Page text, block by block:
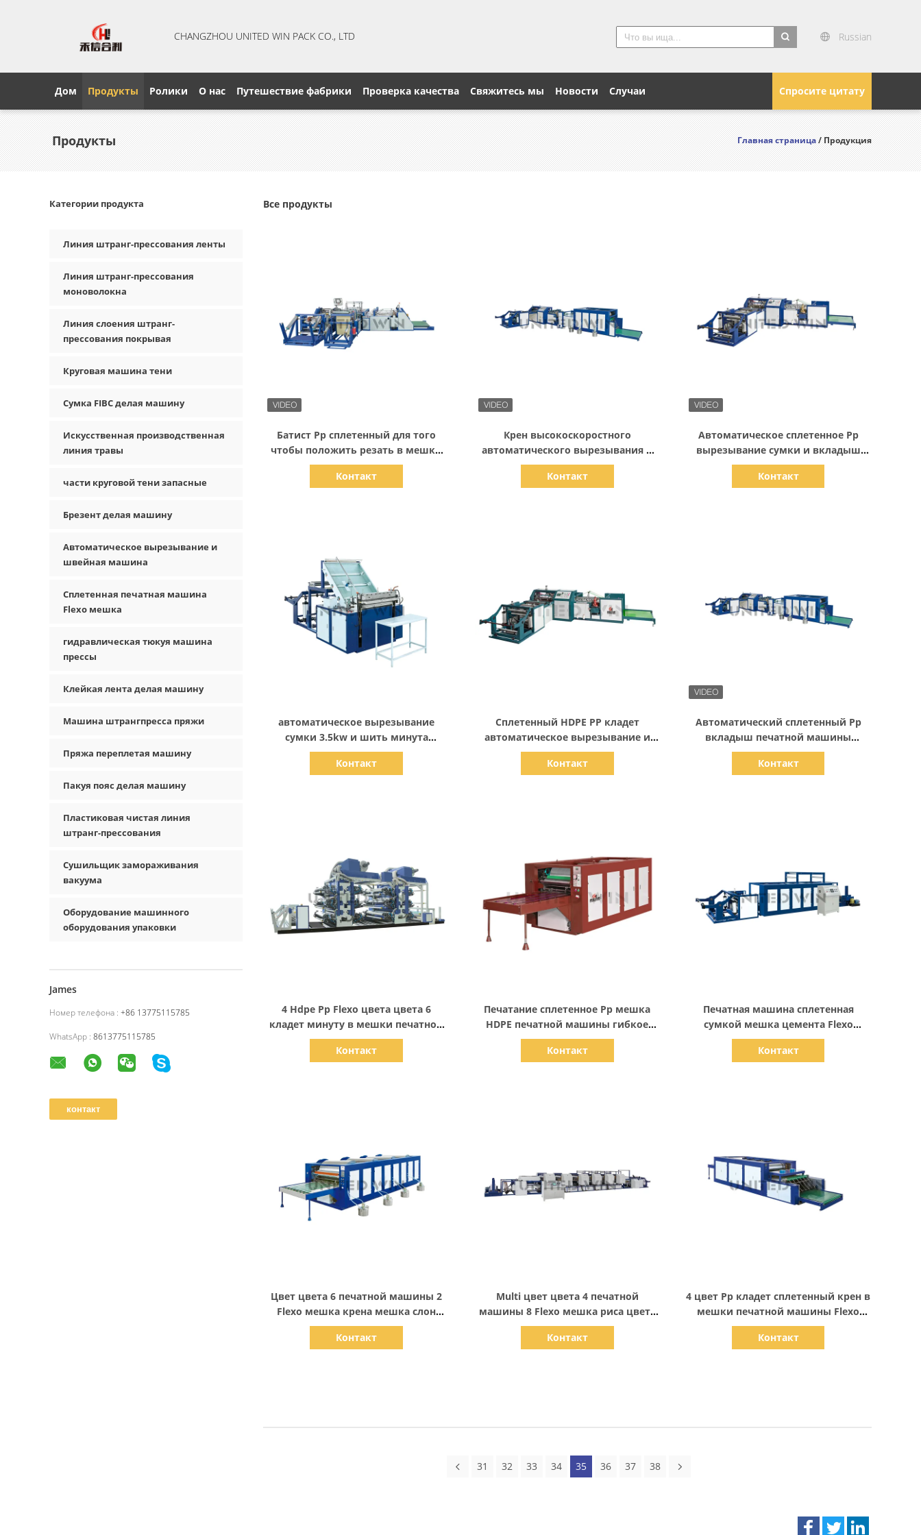
CHANGZHOU UNITED WIN PACK CO., LTD
Russian
Спросите цитату
Дом Продукты Ролики О нас Путешествие фабрики Проверка качества Свяжитесь мы Новости Случаи
Продукты Главная страница/ Продукция
Категории продукта
Линия штранг-прессования ленты
Линия штранг-прессования
моноволокна
Линия слоения штранг-
прессования покрывая
Круговая машина тени
Сумка FIBC делая машину
Искусственная производственная
линия травы
части круговой тени запасные
Брезент делая машину
Автоматическое вырезывание и
швейная машина
Сплетенная печатная машина
Flexo мешка
гидравлическая тюкуя машина
прессы
Клейкая лента делая машину
Машина штрангпресса пряжи
Пряжа переплетая машину
Пакуя пояс делая машину
Пластиковая чистая линия
штранг-прессования
Сушильщик замораживания
вакуума
Оборудование машинного
оборудования упаковки
James
Номер телефона : +86 13775115785
WhatsApp : 8613775115785
Все продукты
Батист Pp сплетенный для того
чтобы положить резать в мешки
шить линию печатания машину
18kw
Контакт
Крен высокоскоростного
автоматического вырезывания и
швейной машины для того чтобы
свернуть печатную машину Flexo
Контакт
Автоматическое сплетенное Pp
вырезывание сумки и вкладыш
швейной машины автоматический
вводя систему сервопривода
Контакт
автоматическое вырезывание
сумки 3.5kw и шить минута
вырезывания машины
автоматическая и швейной
Контакт
Сплетенный HDPE PP кладет
автоматическое вырезывание и
минуту в мешки 40pcs швейной
машины высокоскоростную
Контакт
Автоматический сплетенный Pp
вкладыш печатной машины
вырезывания сумки шить вводя
10kw
Контакт
4 Hdpe Pp Flexo цвета цвета 6
кладет минуту в мешки печатной
машины 80pcs
Контакт
Печатание сплетенное Pp мешка
HDPE печатной машины гибкое
3500pcs h
Контакт
Печатная машина сплетенная
сумкой мешка цемента Flexo
800mm
Контакт
Цвет цвета 6 печатной машины 2
Flexo мешка крена мешка слон
сплетенный сумкой
Контакт
Multi цвет цвета 4 печатной
машины 8 Flexo мешка риса цвета
сплетенный PP
Контакт
4 цвет Pp кладет сплетенный крен в
мешки печатной машины Flexo
мешка для того чтобы свернуть
Контакт
31 32 33 34 35 36 37 38